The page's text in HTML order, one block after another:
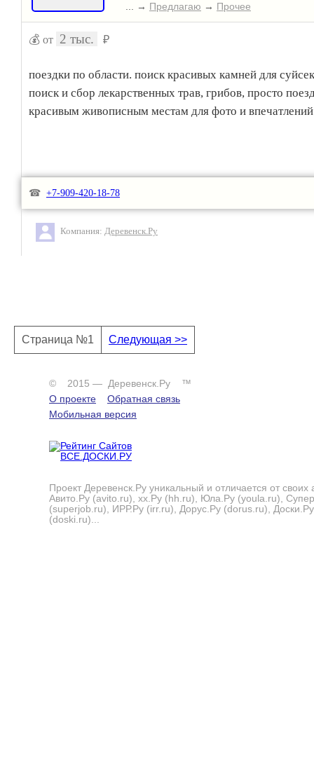
продукты.
сайте https://kfh-morozova.nethouse.ru
... → Предлагаю → Прочее
💰 от 2 тыс. ₽
поездки по области. поиск красивых камней для
поиск и сбор лекарственных трав, грибов, просто
красивым живописным местам для фото и впечатлений
☎ +7-909-420-18-78
Компания: Деревенск.Ру
Страница №1 Следующая >>
© 2015 — Деревенск.Ру ™
О проекте
Обратная связь
Мобильная версия
Проект Деревенск.Ру уникальный и отличается от своих
Авито.Ру (avito.ru), хх.Ру (hh.ru), Юла.Ру (youla.ru),
(superjob.ru), ИРР.Ру (irr.ru), Дорус.Ру (dorus.ru), Доски.Ру
(doski.ru)...